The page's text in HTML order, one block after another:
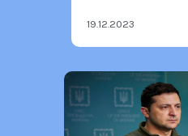
19.12.2023